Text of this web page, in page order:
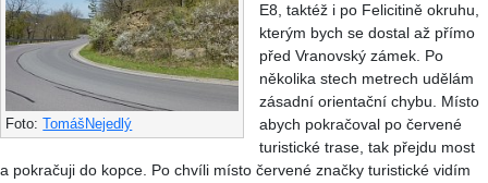
Foto:TomášNejedlý
E8, taktéž i po Felicitině okruhu,
kterým bych se dostal až přímo
před Vranovský zámek. Po
několika stech metrech udělám
zásadní orientační chybu. Místo
abych pokračoval po červené
turistické trase, tak přejdu most
a pokračuji do kopce. Po chvíli místo červené značky turistické vidím